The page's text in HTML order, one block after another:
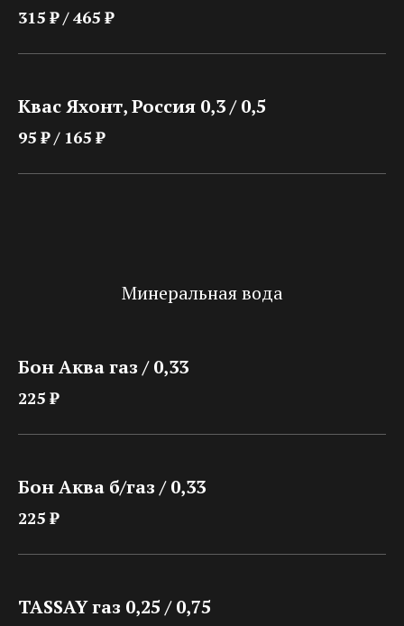
315 ₽ / 465 ₽
Квас Яхонт, Россия 0,3 / 0,5
95 ₽ / 165 ₽
Минеральная вода
Бон Аква газ / 0,33
225 ₽
Бон Аква б/газ / 0,33
225 ₽
TASSAY газ 0,25 / 0,75